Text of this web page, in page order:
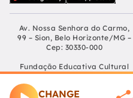
CHANGE
Av. Nossa Senhora do Carmo,
99 – Sion, Belo Horizonte/MG –
Cep: 30330-000
Fundação Educativa Cultural
Câmara De Dirigentes Lojistas
CNPJ: 04.210.060/0001-90